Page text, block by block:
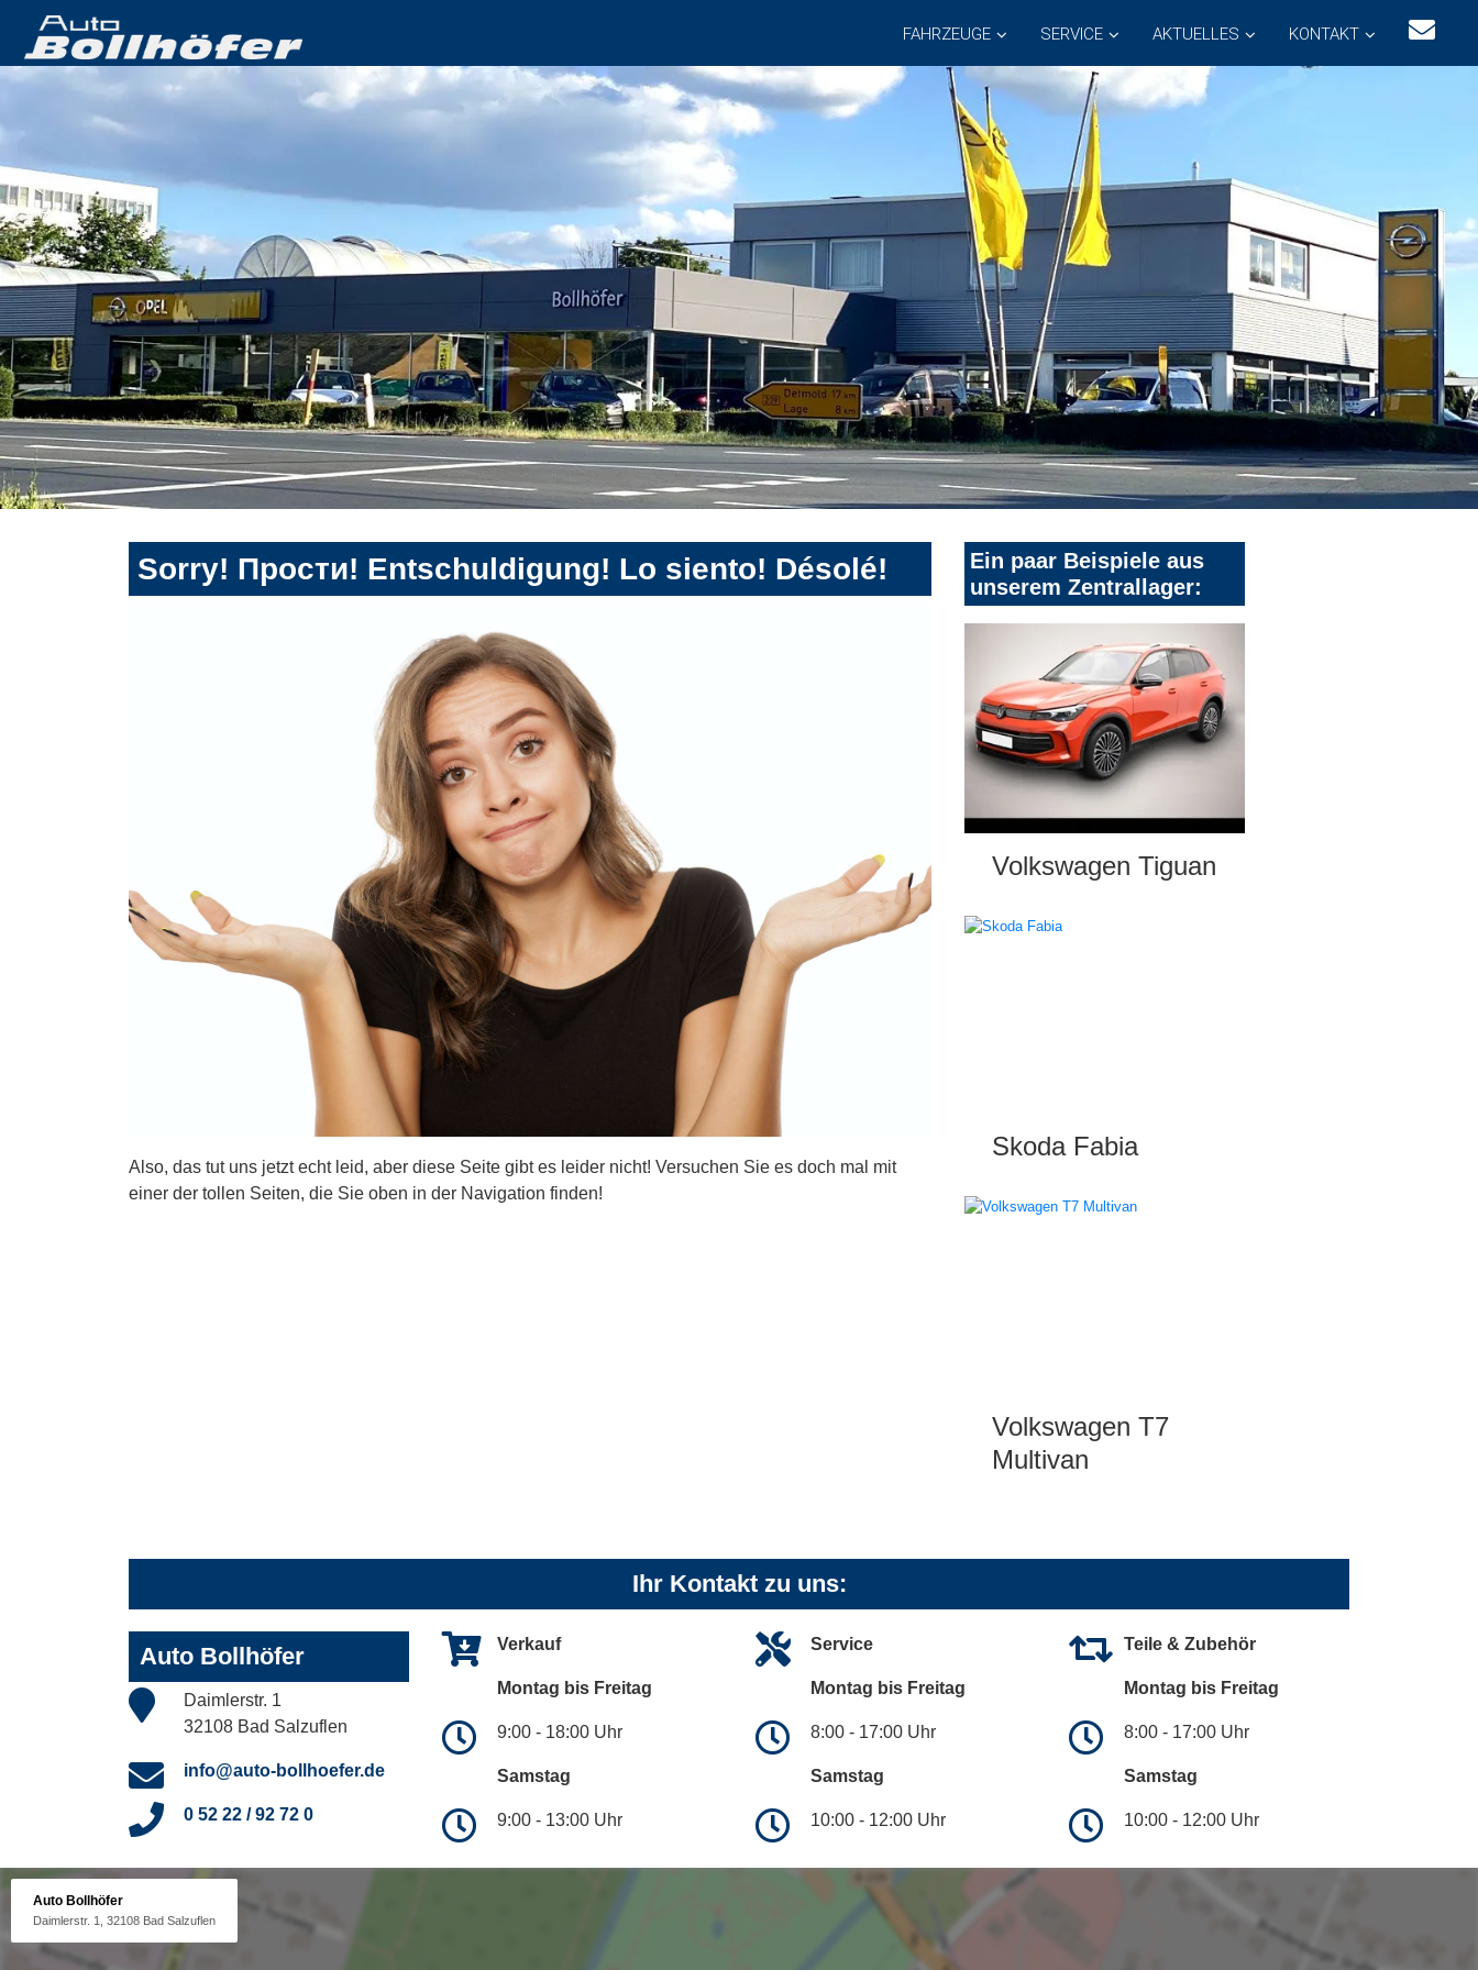
FAHRZEUGE SERVICE AKTUELLES KONTAKT
Sorry! Прости! Entschuldigung! Lo siento! Désolé!
Also, das tut uns jetzt echt leid, aber diese Seite gibt es leider nicht! Versuchen Sie es doch mal mit
einer der tollen Seiten, die Sie oben in der Navigation finden!
Ein paar Beispiele aus
unserem Zentrallager:
Volkswagen Tiguan
Skoda Fabia
Volkswagen T7
Multivan
Ihr Kontakt zu uns:
Auto Bollhöfer
Daimlerstr. 1
32108 Bad Salzuflen
info@auto-bollhoefer.de
0 52 22 / 92 72 0
Verkauf
Montag bis Freitag
9:00 - 18:00 Uhr
Samstag
9:00 - 13:00 Uhr
Service
Montag bis Freitag
8:00 - 17:00 Uhr
Samstag
10:00 - 12:00 Uhr
Teile & Zubehör
Montag bis Freitag
8:00 - 17:00 Uhr
Samstag
10:00 - 12:00 Uhr
Auto Bollhöfer
Daimlerstr. 1, 32108 Bad Salzuflen